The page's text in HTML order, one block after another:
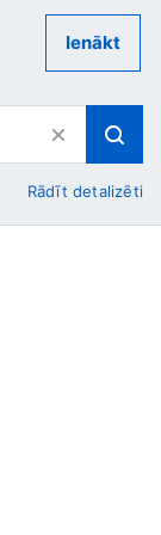
Ienākt
Rādīt detalizēti